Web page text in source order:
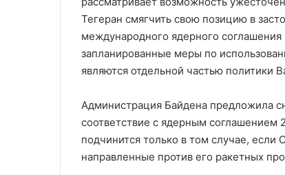
Тегеран смягчить свою позицию в
международного ядерного
запланированные меры по
являются отдельной частью политики
Администрация Байдена предложила
соответствие с ядерным соглашением
подчинится только в том случае,
направленные против его ракетных